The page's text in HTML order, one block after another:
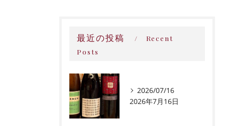
最近の投稿
Recent
Posts
2026/07/16
2026年7月16日